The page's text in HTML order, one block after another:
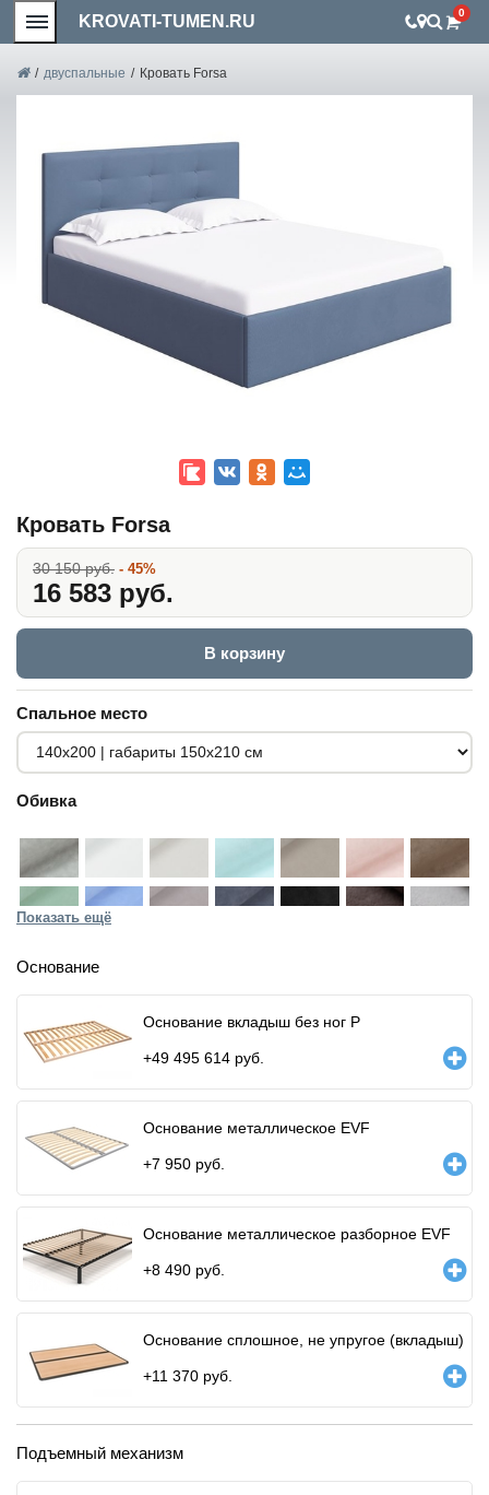
KROVATI-TUMEN.RU 0
/ двуспальные / Кровать Forsa
Кровать Forsa
30 150 руб. - 45%
16 583 руб.
В корзину
Спальное место
Обивка
Показать ещё
Основание
Основание вкладыш без ног P
+49 495 614 руб.
Основание металлическое EVF
+7 950 руб.
Основание металлическое разборное EVF
+8 490 руб.
Основание сплошное, не упругое (вкладыш)
+11 370 руб.
Подъемный механизм